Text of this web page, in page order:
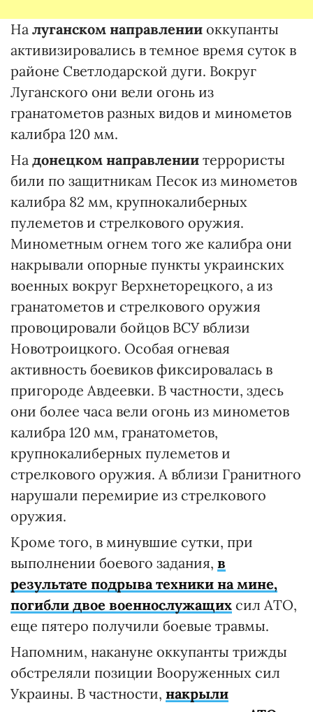
На луганском направлении оккупанты
активизировались в темное время суток в
районе Светлодарской дуги. Вокруг
Луганского они вели огонь из
гранатометов разных видов и минометов
калибра 120 мм.
На донецком направлении террористы
били по защитникам Песок из минометов
калибра 82 мм, крупнокалиберных
пулеметов и стрелкового оружия.
Минометным огнем того же калибра они
накрывали опорные пункты украинских
военных вокруг Верхнеторецкого, а из
гранатометов и стрелкового оружия
провоцировали бойцов ВСУ вблизи
Новотроицкого. Особая огневая
активность боевиков фиксировалась в
пригороде Авдеевки. В частности, здесь
они более часа вели огонь из минометов
калибра 120 мм, гранатометов,
крупнокалиберных пулеметов и
стрелкового оружия. А вблизи Гранитного
нарушали перемирие из стрелкового
оружия.
Кроме того, в минувшие сутки, при
выполнении боевого задания, в
результате подрыва техники на мине,
погибли двое военнослужащих сил АТО,
еще пятеро получили боевые травмы.
Напомним, накануне оккупанты трижды
обстреляли позиции Вооруженных сил
Украины. В частности, накрыли